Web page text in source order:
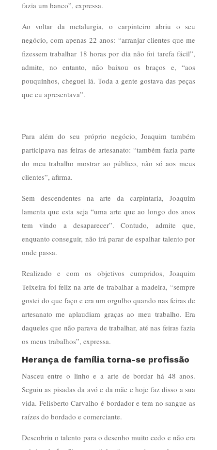
fazia um banco”, expressa.
Ao voltar da metalurgia, o carpinteiro abriu o seu
negócio, com apenas 22 anos: “arranjar clientes que me
fizessem trabalhar 18 horas por dia não foi tarefa fácil”,
admite, no entanto, não baixou os braços e, “aos
pouquinhos, cheguei lá. Toda a gente gostava das peças
que eu apresentava”.
Para além do seu próprio negócio, Joaquim também
participava nas feiras de artesanato: “também fazia parte
do meu trabalho mostrar ao público, não só aos meus
clientes”, afirma.
Sem descendentes na arte da carpintaria, Joaquim
lamenta que esta seja “uma arte que ao longo dos anos
tem vindo a desaparecer”. Contudo, admite que,
enquanto conseguir, não irá parar de espalhar talento por
onde passa.
Realizado e com os objetivos cumpridos, Joaquim
Teixeira foi feliz na arte de trabalhar a madeira, “sempre
gostei do que faço e era um orgulho quando nas feiras de
artesanato me aplaudiam graças ao meu trabalho. Era
daqueles que não parava de trabalhar, até nas feiras fazia
os meus trabalhos”, expressa.
Herança de família torna-se profissão
Nasceu entre o linho e a arte de bordar há 48 anos.
Seguiu as pisadas da avó e da mãe e hoje faz disso a sua
vida. Felisberto Carvalho é bordador e tem no sangue as
raízes do bordado e comerciante.
Descobriu o talento para o desenho muito cedo e não era